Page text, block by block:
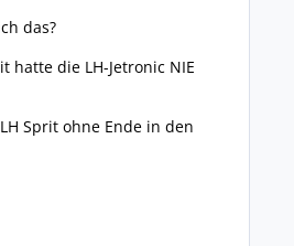
das?
hatte die LH-Jetronic NIE
Sprit ohne Ende in den